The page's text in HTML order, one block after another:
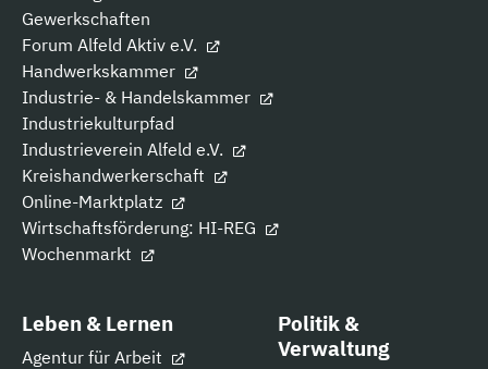
Gewerkschaften
Forum Alfeld Aktiv e.V.
Handwerkskammer
Industrie- & Handelskammer
Industriekulturpfad
Industrieverein Alfeld e.V.
Kreishandwerkerschaft
Online-Marktplatz
Wirtschaftsförderung: HI-REG
Wochenmarkt
Leben & Lernen
Agentur für Arbeit
Politik &
Verwaltung